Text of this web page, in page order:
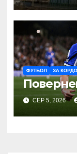
ФУТБОЛ ЗА
СЕР 5, 2026